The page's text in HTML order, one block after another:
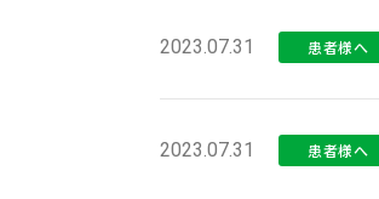
2023.07.31 患者様へ
2023.07.31 患者様へ